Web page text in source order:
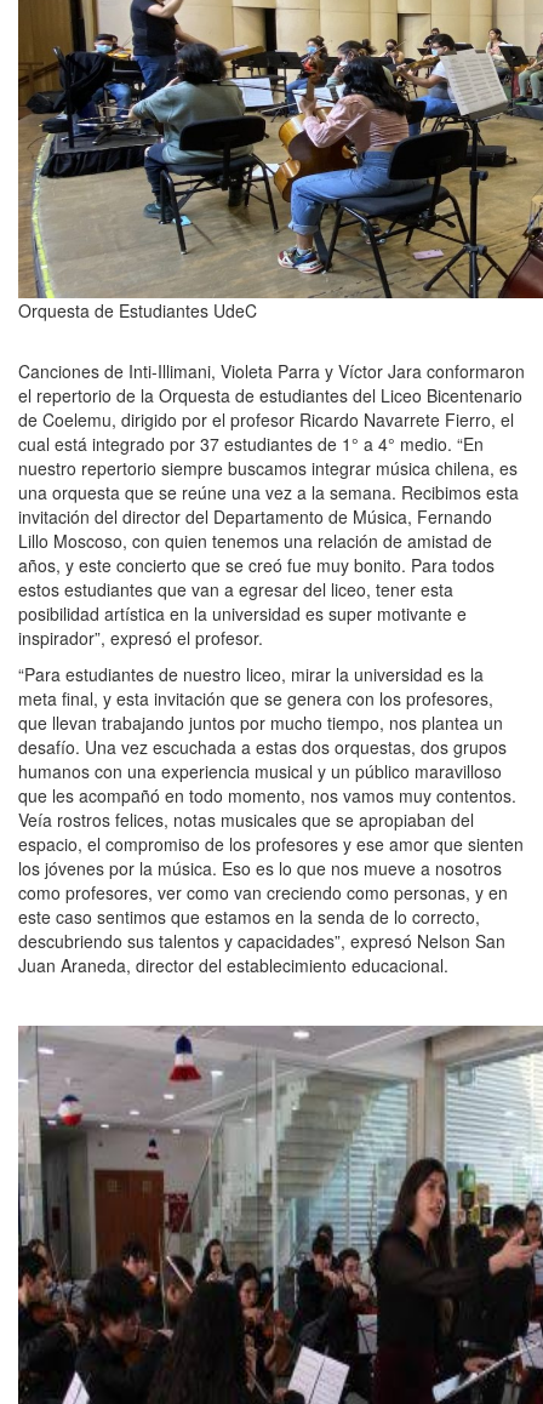
Orquesta de Estudiantes UdeC
Canciones de Inti-Illimani, Violeta Parra y Víctor Jara conformaron
el repertorio de la Orquesta de estudiantes del Liceo Bicentenario
de Coelemu, dirigido por el profesor Ricardo Navarrete Fierro, el
cual está integrado por 37 estudiantes de 1° a 4° medio. “En
nuestro repertorio siempre buscamos integrar música chilena, es
una orquesta que se reúne una vez a la semana. Recibimos esta
invitación del director del Departamento de Música, Fernando
Lillo Moscoso, con quien tenemos una relación de amistad de
años, y este concierto que se creó fue muy bonito. Para todos
estos estudiantes que van a egresar del liceo, tener esta
posibilidad artística en la universidad es super motivante e
inspirador”, expresó el profesor.
“Para estudiantes de nuestro liceo, mirar la universidad es la
meta final, y esta invitación que se genera con los profesores,
que llevan trabajando juntos por mucho tiempo, nos plantea un
desafío. Una vez escuchada a estas dos orquestas, dos grupos
humanos con una experiencia musical y un público maravilloso
que les acompañó en todo momento, nos vamos muy contentos.
Veía rostros felices, notas musicales que se apropiaban del
espacio, el compromiso de los profesores y ese amor que sienten
los jóvenes por la música. Eso es lo que nos mueve a nosotros
como profesores, ver como van creciendo como personas, y en
este caso sentimos que estamos en la senda de lo correcto,
descubriendo sus talentos y capacidades”, expresó Nelson San
Juan Araneda, director del establecimiento educacional.